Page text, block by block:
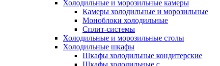
Холодильные и морозильные камеры
Камеры холодильные и морозильные
Моноблоки холодильные
Сплит-системы
Холодильные и морозильные столы
Холодильные шкафы
Шкафы холодильные кондитерские
Шкафы холодильные с